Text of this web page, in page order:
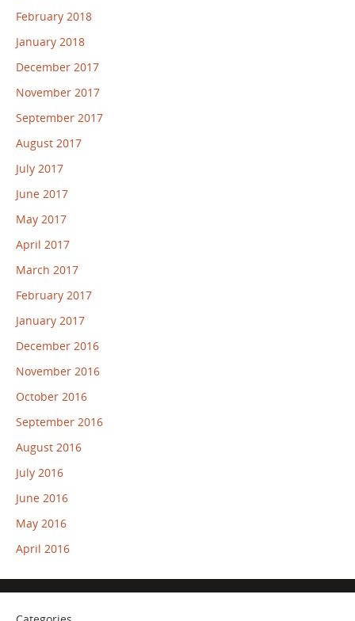
February 2018
January 2018
December 2017
November 2017
September 2017
August 2017
July 2017
June 2017
May 2017
April 2017
March 2017
February 2017
January 2017
December 2016
November 2016
October 2016
September 2016
August 2016
July 2016
June 2016
May 2016
April 2016